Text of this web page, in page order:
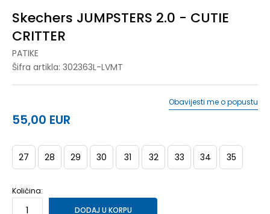
Skechers JUMPSTERS 2.0 - CUTIE
CRITTER
PATIKE
Šifra artikla: 302363L-LVMT
55,00 EUR
Obavijesti me o popustu
27 28 29 30 31 32 33 34 35
Količina:
DODAJ U KORPU